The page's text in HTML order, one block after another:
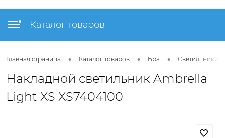
Каталог товаров
Главная страница • Каталог товаров • Бра • Светильники
Накладной светильник Ambrella
Light XS XS7404100